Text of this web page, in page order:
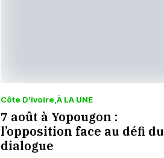
Côte D’ivoire À LA UNE
7 août à Yopougon :
l’opposition face au défi du
dialogue